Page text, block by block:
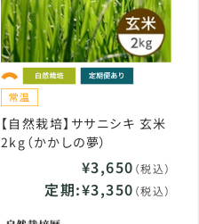
【自然栽培】ササニシキ 玄米
2kg（かかしの夢）
¥3,650 （税込）
定期:¥3,350 （税込）